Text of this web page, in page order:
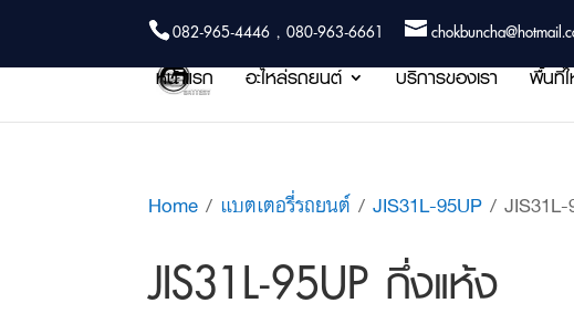
082-965-4446 , 080-963-6661
หน้าแรก อะไหล่รถยนต์ บริการของเรา พื้นที่
Home / แบตเตอรี่รถยนต์ /JIS31L-95UP /
JIS31L-95UP กึ่งแห้ง